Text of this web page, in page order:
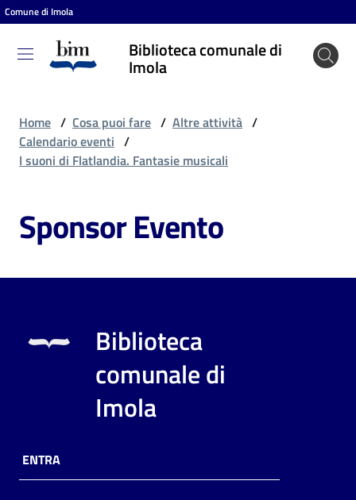
Vai al contenuto
Vai alla navigazione
Vai al footer
Comune di Imola
Biblioteca comunale di
Imola
Biblioteca
comunale
Cosa
fare
Scopri
online
Home / Cosa puoi fare / Altre attività /
Calendario eventi /
I suoni di Flatlandia. Fantasie musicali
Sponsor Evento
Biblioteca
comunale di
Imola
ENTRA